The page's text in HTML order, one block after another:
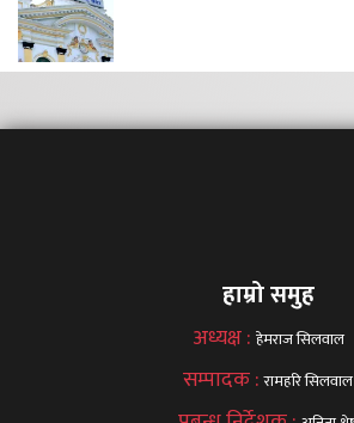
हाम्रो समुह
अध्यक्ष : हेमराज सिलवाल
सम्पादक :रामहरि सिलवाल